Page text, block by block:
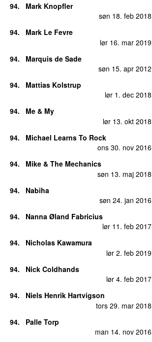
94.
Mark Knopfler
søn 18. feb 2018
94.
Mark Le Fevre
lør 16. mar 2019
94.
Marquis de Sade
søn 15. apr 2012
94.
Mattias Kolstrup
lør 1. dec 2018
94.
Me & My
lør 13. okt 2018
94.
Michael Learns To Rock
ons 30. nov 2016
94.
Mike & The Mechanics
søn 13. maj 2018
94.
Nabiha
søn 24. jan 2016
94.
Nanna Øland Fabricius
lør 11. feb 2017
94.
Nicholas Kawamura
lør 2. feb 2019
94.
Nick Coldhands
lør 4. feb 2017
94.
Niels Henrik Hartvigson
tors 29. mar 2018
94.
Palle Torp
man 14. nov 2016